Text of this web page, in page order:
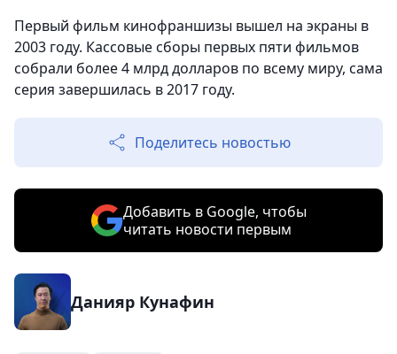
Первый фильм кинофраншизы вышел на экраны в
2003 году. Кассовые сборы первых пяти фильмов
собрали более 4 млрд долларов по всему миру, сама
серия завершилась в 2017 году.
Поделитесь новостью
Добавить в Google, чтобы
читать новости первым
Данияр Кунафин